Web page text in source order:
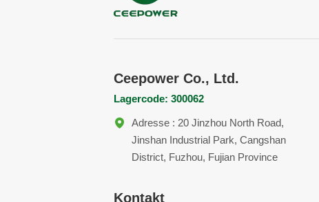
Ceepower Co., Ltd.
Lagercode: 300062
Adresse : 20 Jinzhou North Road,
Jinshan Industrial Park, Cangshan
District, Fuzhou, Fujian Province
Kontakt